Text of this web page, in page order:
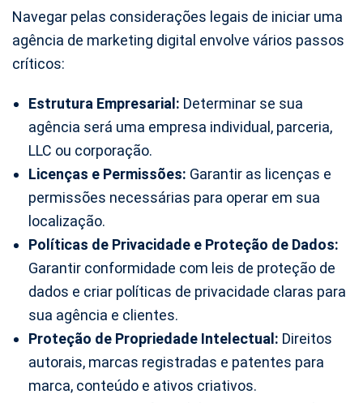
Navegar pelas considerações legais de iniciar uma
agência de marketing digital envolve vários passos
críticos:
Estrutura Empresarial: Determinar se sua
agência será uma empresa individual, parceria,
LLC ou corporação.
Licenças e Permissões: Garantir as licenças e
permissões necessárias para operar em sua
localização.
Políticas de Privacidade e Proteção de Dados:
Garantir conformidade com leis de proteção de
dados e criar políticas de privacidade claras para
sua agência e clientes.
Proteção de Propriedade Intelectual: Direitos
autorais, marcas registradas e patentes para
marca, conteúdo e ativos criativos.